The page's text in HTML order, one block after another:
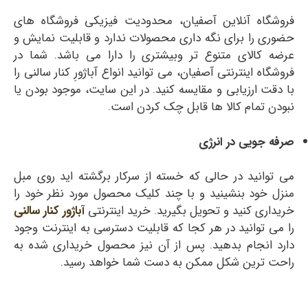
فروشگاه آنلاین آصفیان، محدودیت فیزیکی فروشگاه های
حضوری را برای نگه داری محصولات ندارد و قابلیت نمایش و
عرضه کالای متنوع تر وبیشتری را دارا می باشد. شما در
فروشگاه اینترنتی آصفیان، می توانید انواع آباژورِ کنار سالنی را
با دقت ارزیابی و مقایسه کنید. در این سایت، موجود بودن یا
نبودن تمام کالا ها قابل چک کردن است.
صرفه جویی در انرژی
می توانید در حالی که خسته از سرکار برگشته اید روی مبل
منزل خود بنشینید و با چند کلیک محصول مورد نظر خود را
خریداری کنید و تحویل بگیرید. خرید اینترنتیآباژور کنار سالنی
را می توانید در هر کجا که قابلیت دسترسی به اینترنت وجود
دارد انجام بدهید. پس از آن نیز محصول خریداری شده به
راحت ترین شکل ممکن به دست شما خواهد رسید.